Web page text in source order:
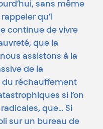
sans même
qu’1
continue de vivre
que la
assistons à la
de la
du réchauffement
si l’on
que… Si
sur un bureau de